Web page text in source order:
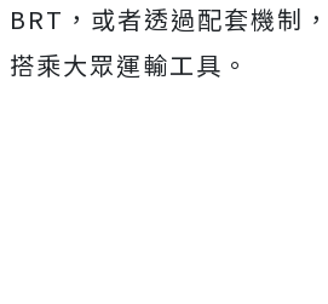
BRT，或者透過配套機制
搭乘大眾運輸工具。